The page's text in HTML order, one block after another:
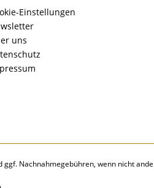
Einstellungen
uns
ggf. Nachnahmegebühren, wenn nicht